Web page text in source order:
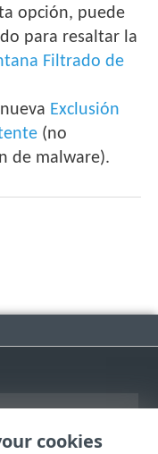
opción, puede
para resaltar la
Filtrado de
Exclusión
(no
de malware).
cookies